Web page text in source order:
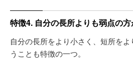
特徴4. 自分の長所よりも弱点の
自分の長所をより小さく、短所を
うことも特徴の一つ。